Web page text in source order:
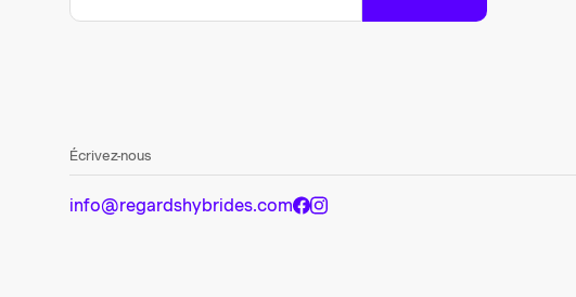
Écrivez-nous
info@regardshybrides.com